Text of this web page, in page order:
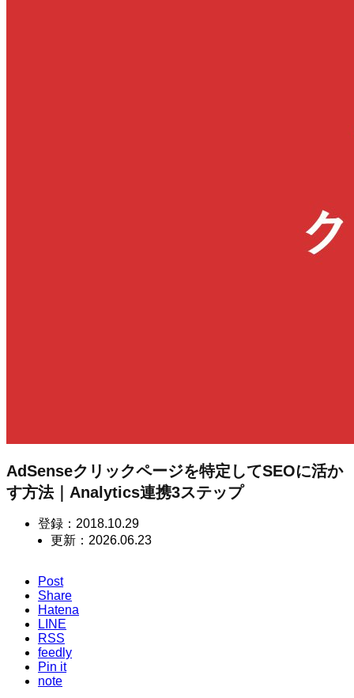
AdSenseクリックページを特定してSEOに活か
す方法｜Analytics連携3ステップ
登録： 2018.10.29
更新： 2026.06.23
Post
Share
Hatena
LINE
RSS
feedly
Pin it
note